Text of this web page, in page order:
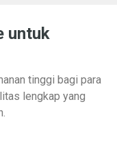
untuk
tinggi bagi para
lengkap yang